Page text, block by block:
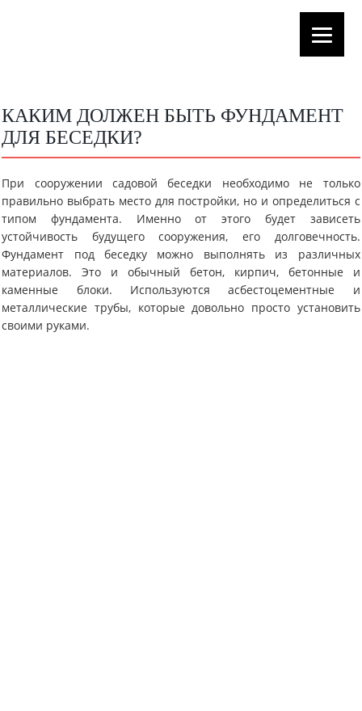
КАКИМ ДОЛЖЕН БЫТЬ ФУНДАМЕНТ
ДЛЯ БЕСЕДКИ?
При сооружении садовой беседки необходимо не только
правильно выбрать место для постройки, но и определиться с
типом фундамента. Именно от этого будет зависеть
устойчивость будущего сооружения, его долговечность.
Фундамент под беседку можно выполнять из различных
материалов. Это и обычный бетон, кирпич, бетонные и
каменные блоки. Используются асбестоцементные и
металлические трубы, которые довольно просто установить
своими руками.